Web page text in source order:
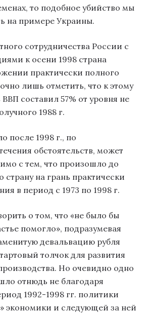
то подобное убийство мы
на примере Украины.
сотрудничества России с
к осени 1998 страна
практически полного
лишь отметить, что к этому
составил 57% от уровня не
1988 г.
после 1998 г., по
обстоятельств, может
с тем, что произошло до
страну на грань практически
в период с 1973 по 1998 г.
о том, что «не было бы
помогло», подразумевая
девальвацию рубля
толчок для развития
Но очевидно одно
отнюдь не благодаря
1992-1998 гг. политики
экономики и следующей за ней